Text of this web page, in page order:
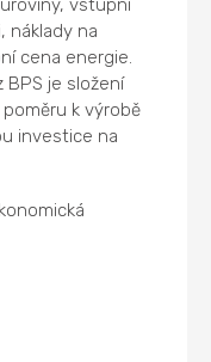
náklady na
cena energie.
BPS je složení
k výrobě
investice na